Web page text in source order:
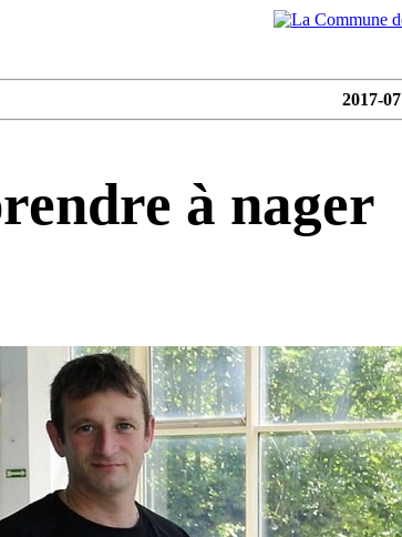
2017-07
à nager